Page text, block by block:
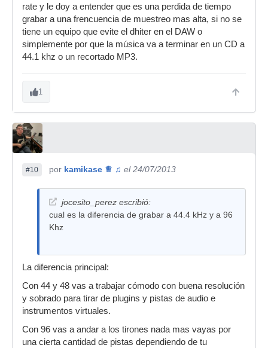
rate y le doy a entender que es una perdida de tiempo
grabar a una frencuencia de muestreo mas alta, si no se
tiene un equipo que evite el dhiter en el DAW o
simplemente por que la música va a terminar en un CD a
44.1 khz o un recortado MP3.
1
#10 por kamikase ♕ ♫ el 24/07/2013
jocesito_perez escribió:
cual es la diferencia de grabar a 44.4 kHz y a 96
Khz
La diferencia principal:
Con 44 y 48 vas a trabajar cómodo con buena resolución
y sobrado para tirar de plugins y pistas de audio e
instrumentos virtuales.
Con 96 vas a andar a los tirones nada mas vayas por
una cierta cantidad de pistas dependiendo de tu